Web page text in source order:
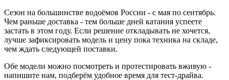
Сезон на большинстве водоёмов России - с мая по сентябрь.
Чем раньше доставка - тем больше дней катания успеете
застать в этом году. Если решение откладывать не хочется,
лучше зафиксировать модель и цену пока техника на складе,
чем ждать следующей поставки.
Обе модели можно посмотреть и протестировать вживую -
напишите нам, подберём удобное время для тест-драйва.